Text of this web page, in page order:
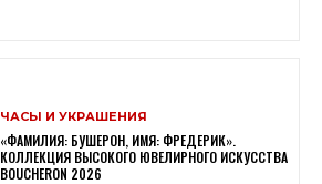
ЧАСЫ И УКРАШЕНИЯ
«ФАМИЛИЯ: БУШЕРОН, ИМЯ: ФРЕДЕРИК».
КОЛЛЕКЦИЯ ВЫСОКОГО ЮВЕЛИРНОГО ИСКУССТВА
BOUCHERON 2026